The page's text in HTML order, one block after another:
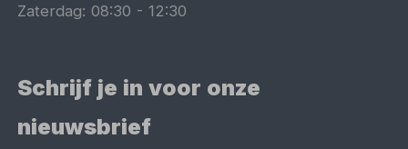
Zaterdag:08:30 -12:30
Schrijf je in voor onze
nieuwsbrief